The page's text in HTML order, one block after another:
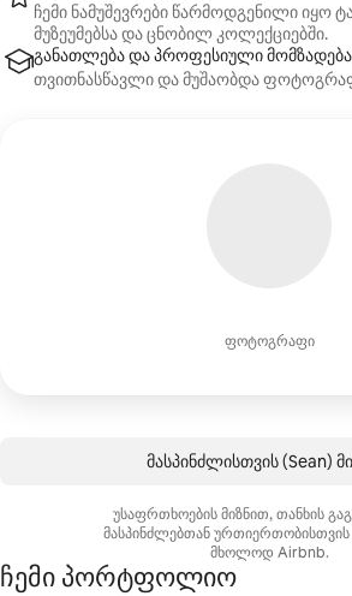
ფოტოგრაფი
ჩემი ნამუშევრები წარმოდგენილი იყო
მუზეუმებსა და ცნობილ კოლექციებში.
განათლება და პროფესიული მომზადება
თვითნასწავლი და მუშაობდა
მასპინძლისთვის (Sean)
უსაფრთხოების მიზნით, თანხის
მასპინძლებთან ურთიერთობისთვის
მხოლოდ Airbnb.
ჩემი პორტფოლიო